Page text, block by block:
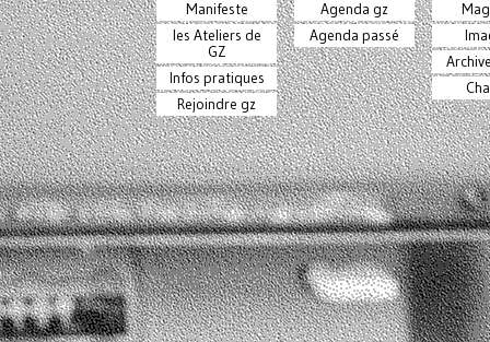
Manifeste
les Ateliers de
GZ
Infos pratiques
Rejoindre gz
Agenda gz
Agenda passé